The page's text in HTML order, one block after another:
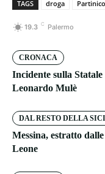
TAGS droga Partinico
19.3 C Palermo
CRONACA
Incidente sulla
Leonardo Mulè
DAL RESTO DELLA
Messina, estratto
Leone